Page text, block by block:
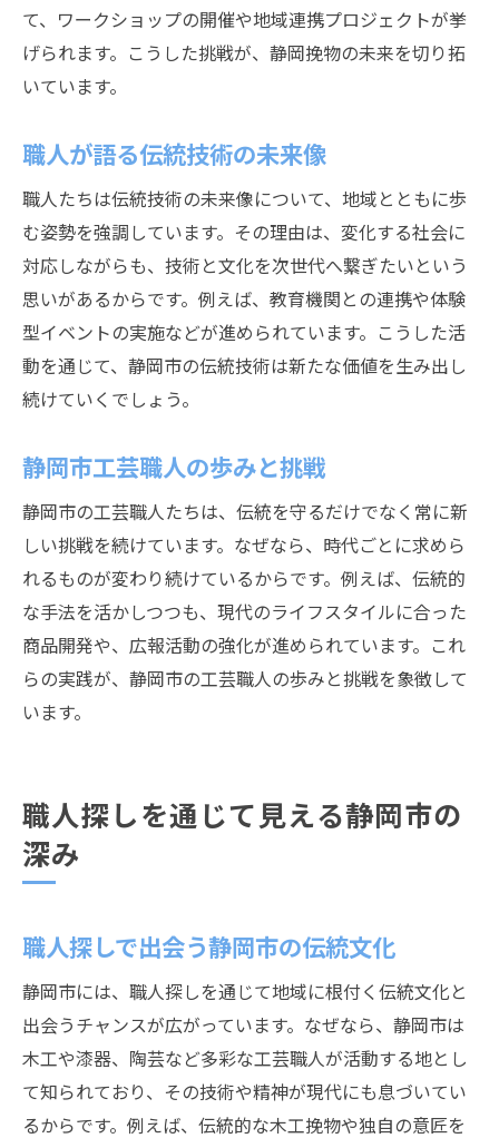
て、ワークショップの開催や地域連携プロジェクトが挙
げられます。こうした挑戦が、静岡挽物の未来を切り拓
いています。
職人が語る伝統技術の未来像
職人たちは伝統技術の未来像について、地域とともに歩
む姿勢を強調しています。その理由は、変化する社会に
対応しながらも、技術と文化を次世代へ繋ぎたいという
思いがあるからです。例えば、教育機関との連携や体験
型イベントの実施などが進められています。こうした活
動を通じて、静岡市の伝統技術は新たな価値を生み出し
続けていくでしょう。
静岡市工芸職人の歩みと挑戦
静岡市の工芸職人たちは、伝統を守るだけでなく常に新
しい挑戦を続けています。なぜなら、時代ごとに求めら
れるものが変わり続けているからです。例えば、伝統的
な手法を活かしつつも、現代のライフスタイルに合った
商品開発や、広報活動の強化が進められています。これ
らの実践が、静岡市の工芸職人の歩みと挑戦を象徴して
います。
職人探しを通じて見える静岡市の
深み
職人探しで出会う静岡市の伝統文化
静岡市には、職人探しを通じて地域に根付く伝統文化と
出会うチャンスが広がっています。なぜなら、静岡市は
木工や漆器、陶芸など多彩な工芸職人が活動する地とし
て知られており、その技術や精神が現代にも息づいてい
るからです。例えば、伝統的な木工挽物や独自の意匠を